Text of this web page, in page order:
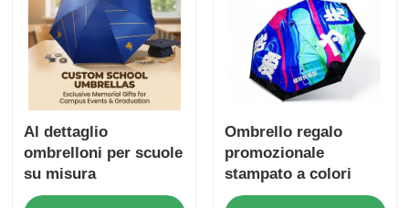
Al dettaglio
ombrelloni per scuole
su misura
Ombrello regalo
promozionale
stampato a colori
personalizzato